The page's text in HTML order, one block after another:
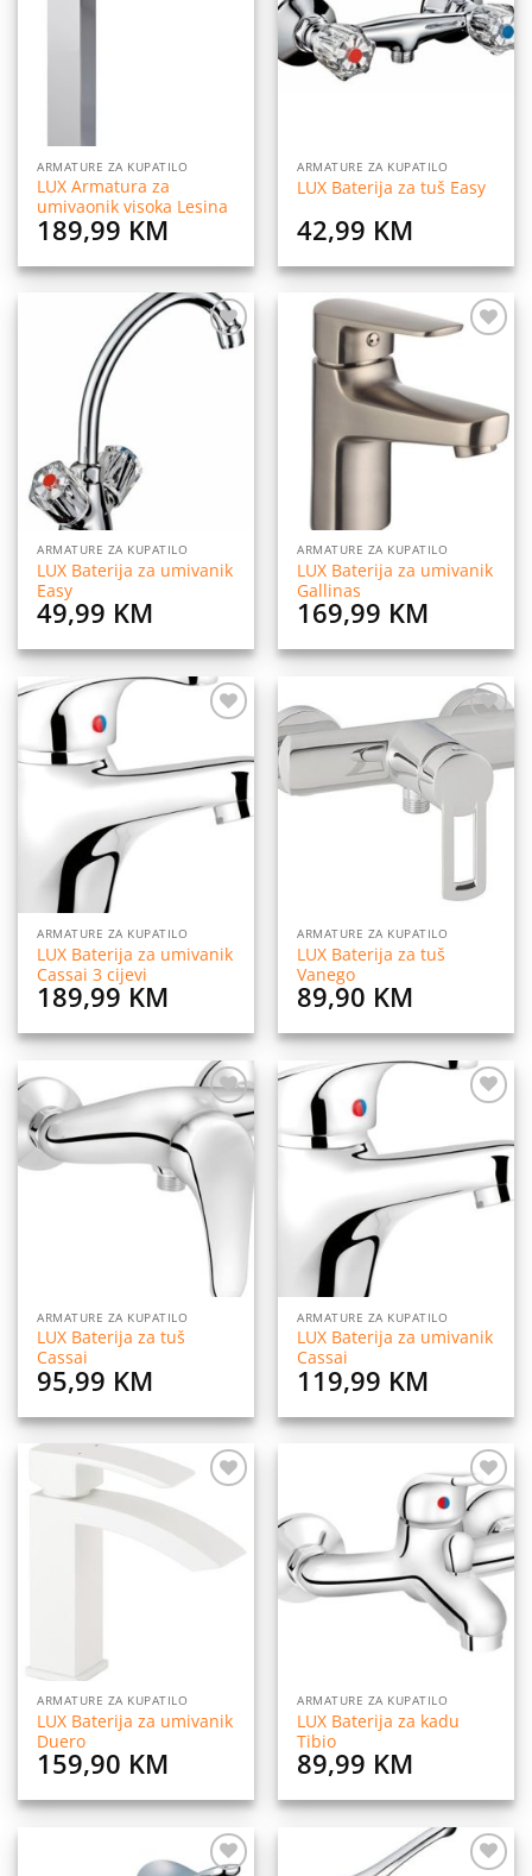
ARMATURE ZA KUPATILO
LUX Armatura za
umivaonik visoka Lesina
189,99 KM
želja
ARMATURE ZA KUPATILO
LUX Baterija za tuš Easy
42,99 KM
Dodaj
ARMATURE ZA KUPATILO
LUX Baterija za umivanik
Easy
49,99 KM
želja
ARMATURE ZA KUPATILO
LUX Baterija za umivanik
Gallinas
169,99 KM
na
listu
želja
ARMATURE ZA KUPATILO
LUX Baterija za umivanik
Cassai 3 cijevi
189,99 KM
Dodaj
na
listu
želja
ARMATURE ZA KUPATILO
LUX Baterija za tuš
Vanego
89,90 KM
Dodaj
ARMATURE ZA KUPATILO
LUX Baterija za tuš
Cassai
95,99 KM
na
listu
želja
ARMATURE ZA KUPATILO
LUX Baterija za umivanik
Cassai
119,99 KM
listu
ARMATURE ZA KUPATILO
LUX Baterija za umivanik
Duero
159,90 KM
Dodaj
na
listu
želja
ARMATURE ZA KUPATILO
LUX Baterija za kadu
Tibio
89,99 KM